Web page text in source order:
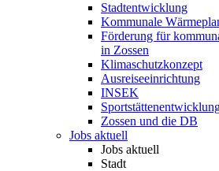
Stadtentwicklung
Kommunale
Förderung für
in Zossen
Klimaschutzkonzept
Ausreiseeinrichtung
INSEK
Zossen und die DB
Jobs aktuell
Jobs aktuell
Stadt